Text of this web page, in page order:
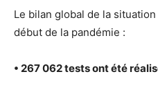
Le bilan global de la
début de la pandémie :
• 267 062 tests ont été